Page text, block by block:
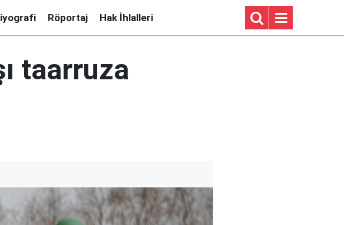
Röportaj Hak İhlalleri
taarruza